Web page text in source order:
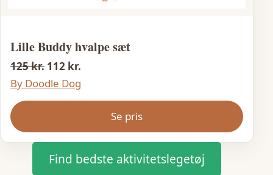
Lille Buddy hvalpe sæt
125 kr. 112 kr.
By Doodle Dog
Se pris
Find bedste aktivitetslegetøj